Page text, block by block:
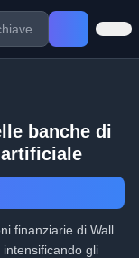
banche di
artificiale
finanziarie di Wall
gli